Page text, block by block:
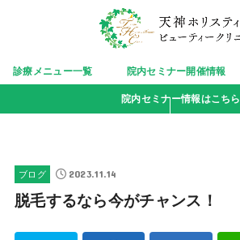
診療メニュー一覧 院内セミナー開催情報
院内セミナー情報はこちら
ブログ 2023.11.14
脱毛するなら今がチャンス！